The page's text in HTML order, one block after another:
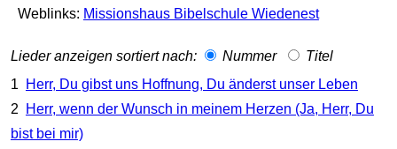
Weblinks: Missionshaus Bibelschule Wiedenest
Lieder anzeigen sortiert nach: Nummer
Titel
1
Herr, Du gibst uns Hoffnung, Du änderst unser Leben
2
Herr, wenn der Wunsch in meinem Herzen (Ja, Herr, Du
bist bei mir)